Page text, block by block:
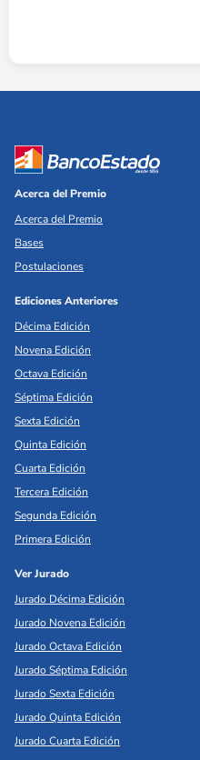
Acerca del Premio
Acerca del Premio
Bases
Postulaciones
Ediciones Anteriores
Décima Edición
Novena Edición
Octava Edición
Séptima Edición
Sexta Edición
Quinta Edición
Cuarta Edición
Tercera Edición
Segunda Edición
Primera Edición
Ver Jurado
Jurado Décima Edición
Jurado Novena Edición
Jurado Octava Edición
Jurado Séptima Edición
Jurado Sexta Edición
Jurado Quinta Edición
Jurado Cuarta Edición